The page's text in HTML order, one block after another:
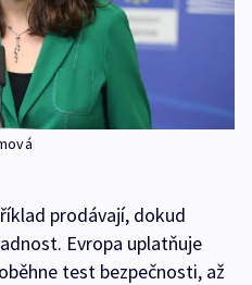
prodávají, dokud
Evropa uplatňuje
test bezpečnosti, až